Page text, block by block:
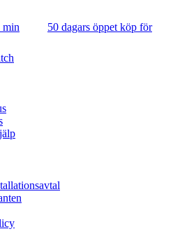
min 50 dagars öppet köp för